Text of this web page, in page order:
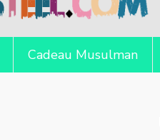
Cadeau Musulman